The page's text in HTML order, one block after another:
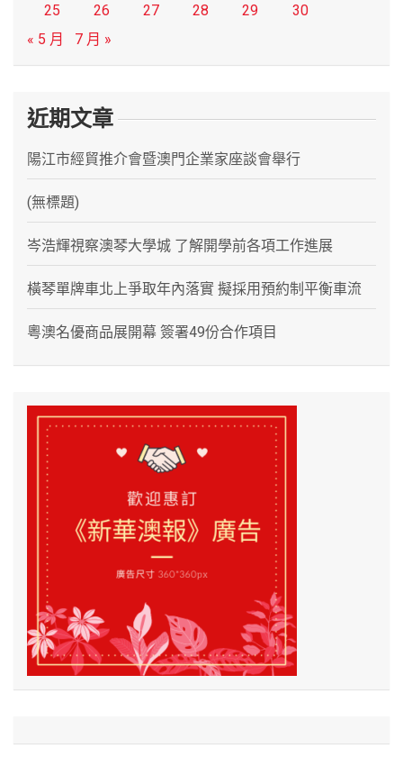
25
26 27 28 29
30
« 5 月
7 月 »
近期文章
陽江市經貿推介會暨澳門企業家座談會舉行
(無標題)
岑浩輝視察澳琴大學城 了解開學前各項工作進展
橫琴單牌車北上爭取年內落實 擬採用預約制平衡車流
粵澳名優商品展開幕 簽署49份合作項目